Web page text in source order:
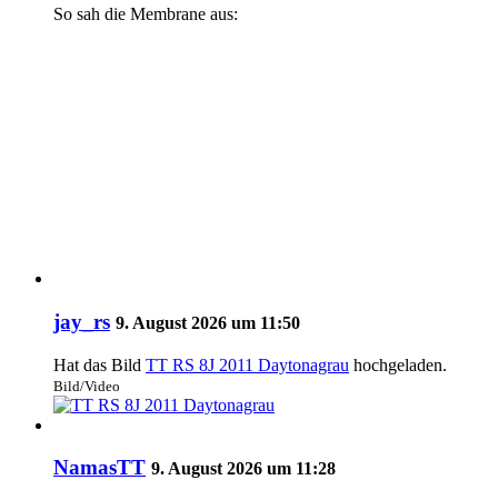
So sah die Membrane aus:
jay_rs 9. August 2026 um 11:50
Hat das Bild TT RS 8J 2011 Daytonagrau hochgeladen.
Bild/Video
NamasTT 9. August 2026 um 11:28